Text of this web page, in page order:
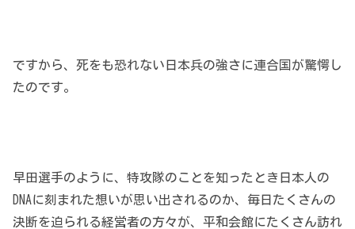
ですから、死をも恐れない日本兵の強さに連合国が驚愕し
たのです。
早田選手のように、特攻隊のことを知ったとき日本人の
DNAに刻まれた想いが思い出されるのか、毎日たくさんの
決断を迫られる経営者の方々が、平和会館にたくさん訪れ